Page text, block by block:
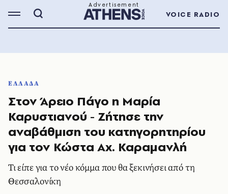
VOICE RADIO
ΕΛΛΑΔΑ
Στον Άρειο Πάγο η Μαρία
Καρυστιανού - Ζήτησε την
αναβάθμιση του κατηγορητηρίου
για τον Κώστα Αχ. Καραμανλή
Τι είπε για το νέο κόμμα που θα ξεκινήσει από τη
Θεσσαλονίκη